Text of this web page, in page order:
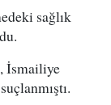
sağlık
İsmailiye